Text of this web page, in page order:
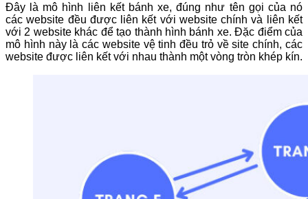
Đây là mô hình liên kết bánh xe, đúng như tên gọi của nó
các website đều được liên kết với website chính và liên kết
với 2 website khác để tạo thành hình bánh xe. Đặc điểm của
mô hình này là các website vệ tinh đều trỏ về site chính, các
website được liên kết với nhau thành một vòng tròn khép kín.